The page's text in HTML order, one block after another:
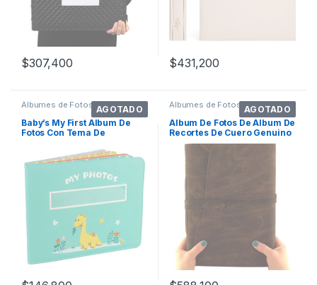
$307,400 $431,200
AGOTADO
Álbumes de Fotos
Baby’s My First Album De
Fotos Con Tema De
AGOTADO
Álbumes de Fotos
Álbum De Fotos De Álbum De
Recortes De Cuero Genuino
Grande